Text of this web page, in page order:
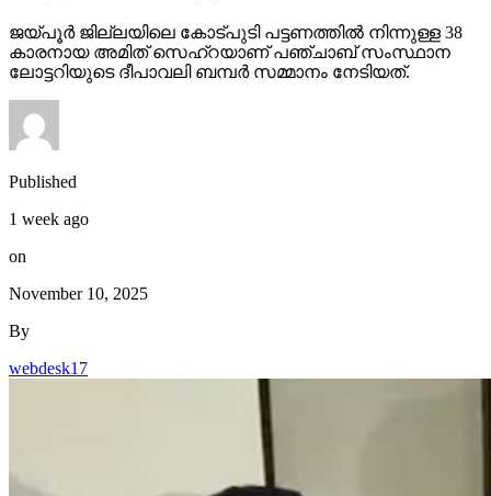
ജയ്പൂര്‍ ജില്ലയിലെ കോട്പുടി പട്ടണത്തില്‍ നിന്നുള്ള 38
കാരനായ അമിത് സെഹ്‌റയാണ് പഞ്ചാബ് സംസ്ഥാന
ലോട്ടറിയുടെ ദീപാവലി ബമ്പര്‍ സമ്മാനം നേടിയത്.
Published
1 week ago
on
November 10, 2025
By
webdesk17